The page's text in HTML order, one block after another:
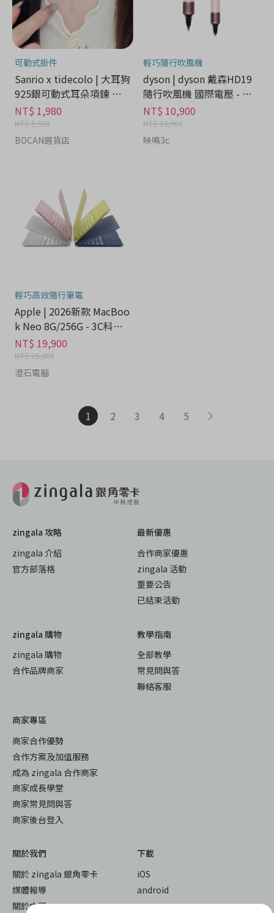
可動式掛件
Sanrio x tidecolo | 大耳狗
925銀可動式耳朵項鍊 禮
盒 - 流行潮牌分期
NT$ 1,980
NT$ 5,580
BOCAN選貨店
輕巧隨行吹風機
dyson | dyson 戴森HD19
隨行吹風機 國際電壓 - 家
電分期
NT$ 10,900
NT$ 10,900
映鳴3c
輕巧高效隨行筆電
Apple | 2026新款 MacBoo
k Neo 8G/256G - 3C科技
分期
NT$ 19,900
NT$ 25,000
澄石電腦
1 2 3 4 5
zingala 攻略
zingala 介紹
官方部落格
最新優惠
合作商家優惠
zingala 活動
重要公告
已結束活動
zingala 購物
zingala 購物
合作品牌商家
教學指南
全部教學
常見問與答
聯絡客服
商家專區
商家合作優勢
合作方案及加值服務
成為 zingala 合作商家
商家成長學堂
商家常見問與答
商家後台登入
關於我們
關於 zingala 銀角零卡
媒體報導
關於中租
下載
iOS
android